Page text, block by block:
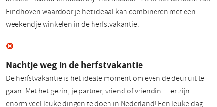
Eindhoven waardoor je het ideaal kan combineren met een
weekendje winkelen in de herfstvakantie.
Nachtje weg in de herfstvakantie
De herfstvakantie is het ideale moment om even de deur uit te
gaan. Met het gezin, je partner, vriend of vriendin… er zijn
enorm veel leuke dingen te doen in Nederland! Een leuke dag